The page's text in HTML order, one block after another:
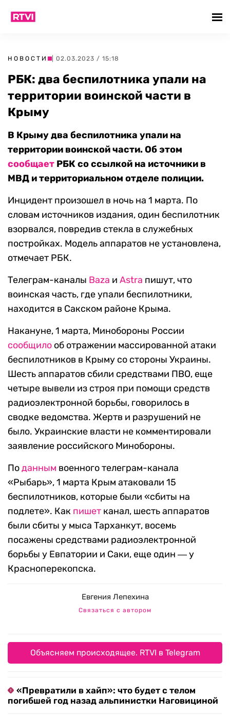
НОВОСТИ | 02.03.2023 / 15:18
РБК: два беспилотника упали на
территории воинской части в
Крыму
В Крыму два беспилотника упали на
территории воинской части. Об этом
сообщает РБК со ссылкой на источники в
МВД и территориальном отделе полиции.
Инцидент произошел в ночь на 1 марта. По
словам источников издания, один беспилотник
взорвался, повредив стекла в служебных
постройках. Модель аппаратов не установлена,
отмечает РБК.
Телеграм-каналы Baza и Astra пишут, что
воинская часть, где упали беспилотники,
находится в Сакском районе Крыма.
Накануне, 1 марта, Минобороны России
сообщило об отражении массированной атаки
беспилотников в Крыму со стороны Украины.
Шесть аппаратов сбили средствами ПВО, еще
четыре вывели из строя при помощи средств
радиоэлектронной борьбы, говорилось в
сводке ведомства. Жертв и разрушений не
было. Украинские власти не комментировали
заявление российского Минобороны.
Поданным военного телеграм-канала
«Рыбарь», 1 марта Крым атаковали 15
беспилотников, которые были «сбиты на
подлете». Как пишет канал, шесть аппаратов
были сбиты у мыса Тарханкут, восемь
посажены средствами радиоэлектронной
борьбы у Евпатории и Саки, еще один ― у
Красноперекопска.
Евгения Лепехина
Связаться с автором
Объясняем происходящее. RTVI в Telegram
«Превратили в хайп»: что будет с телом
погибшей год назад альпинистки Наговициной